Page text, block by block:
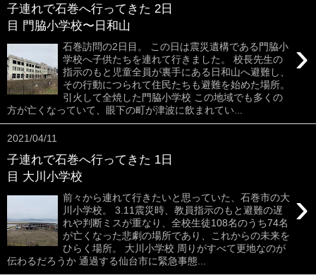
子連れで石巻へ行ってきた 2日
目 門脇小学校〜日和山
›
石巻訪問の2日目。 この日は震災遺構である門脇小
学校へ子供たちを連れて行きました。 校長先生の
指示のもと児童全員が裏手にある日和山へ避難し、
その行動につられて住民たちも避難を始めた場所。
引火して全焼した門脇小学校 この地域でも多くの
方が亡くなっていて、眼下の町が津波に飲まれてい...
2021/04/11
子連れで石巻へ行ってきた 1日
目 大川小学校
›
前々から連れて行きたいと思っていた、石巻市の大
川小学校。 3.11震災時、教員指示のもと避難の遅
れや判断ミスが重なり、全校生徒108名のうち74名
が亡くなった悲劇の場所であり、これからの未来を
ひらく場所。 大川小学校 周りがすべて更地なのが
伝わるだろうか 通過する仙台市に緊急事態...